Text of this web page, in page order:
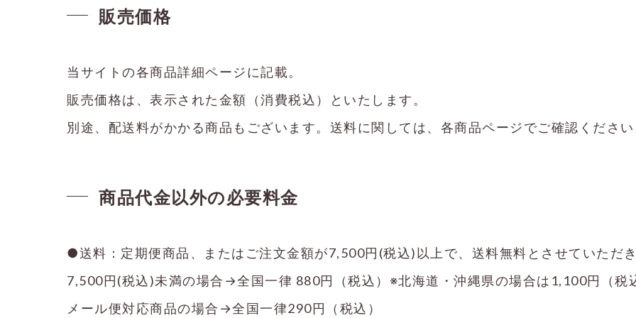
販売価格
当サイトの各商品詳細ページに記載。
販売価格は、表示された金額（消費税込）といたします。
別途、配送料がかかる商品もございます。送料に関しては、各商品ページでご確認ください
商品代金以外の必要料金
●送料：定期便商品、またはご注文金額が7,500円(税込)以上で、送料無料とさせていただき
7,500円(税込)未満の場合→全国一律 880円（税込）※北海道・沖縄県の場合は1,100円（税
メール便対応商品の場合→全国一律290円（税込）